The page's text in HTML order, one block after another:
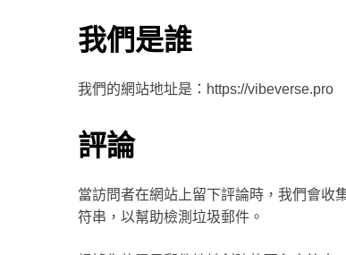
我們是誰
我們的網站地址是：https://vibeverse.pro
評論
當訪問者在網站上留下評論時，我們會收
符串，以幫助檢測垃圾郵件。